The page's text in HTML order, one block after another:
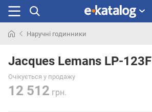
раніше
Наручні годинники
Jacques Lemans LP-123F
Очікується у продажу
12 512 грн.